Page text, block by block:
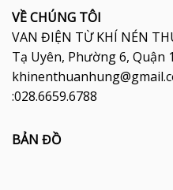
VỀ CHÚNG TÔI
VAN ĐIỆN TỪ KHÍ NÉN
Tạ Uyên, Phường 6, Quận
:028.6659.6788
BẢN ĐỒ